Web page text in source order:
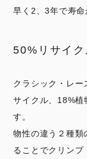
早く2、3年で寿命
50%リサイ
クラシック・レー
サイクル、18%植
す。
物性の違う２種類
ることでクリンプ